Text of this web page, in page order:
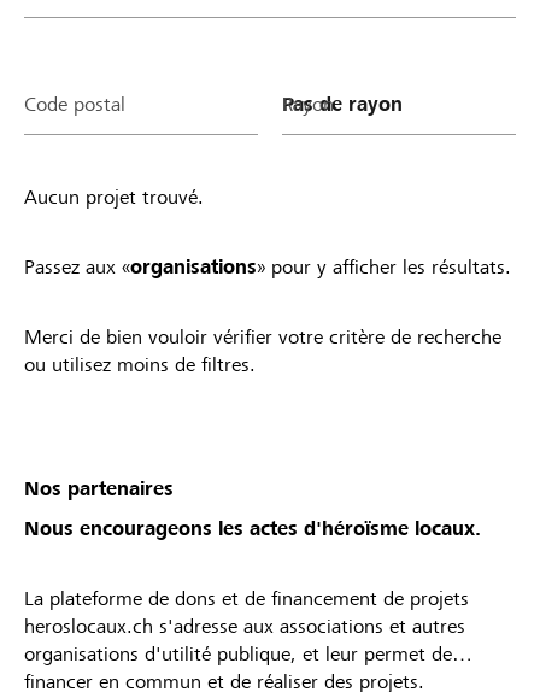
Code postal Rayon
Aucun projet trouvé.
Passez aux «organisations» pour y afficher les résultats.
Merci de bien vouloir vérifier votre critère de recherche
ou utilisez moins de filtres.
Nos partenaires
Nous encourageons les actes d'héroïsme locaux.
La plateforme de dons et de financement de projets
heroslocaux.ch s'adresse aux associations et autres
organisations d'utilité publique, et leur permet de
financer en commun et de réaliser des projets.